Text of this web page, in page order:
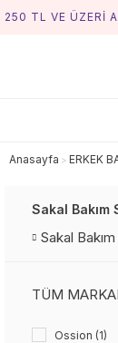
250 TL VE ÜZERİ
Anasayfa ERKEK
Sakal Bakım
Sakal Bakım
TÜM
Ossion (1)